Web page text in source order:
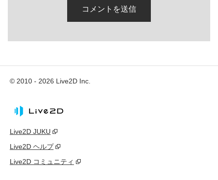
© 2010 - 2026 Live2D Inc.
Live2D JUKU
Live2D ヘルプ
Live2D コミュニティ